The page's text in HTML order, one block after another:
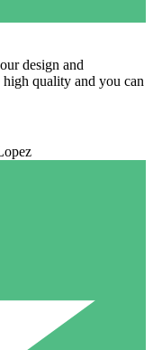
design and
quality and you can